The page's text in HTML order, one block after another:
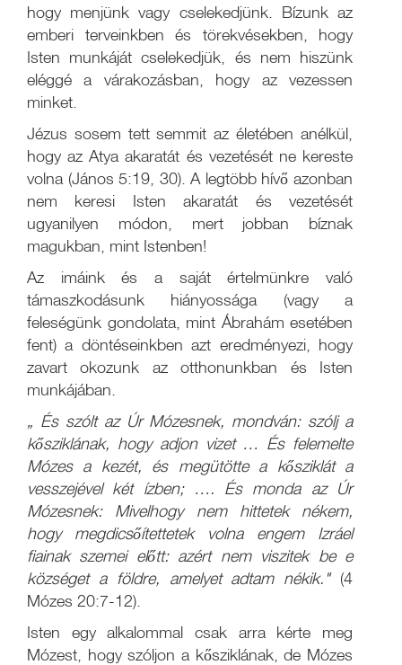
hogy menjünk vagy cselekedjünk. Bízunk az
emberi terveinkben és törekvésekben, hogy
Isten munkáját cselekedjük, és nem hiszünk
eléggé a várakozásban, hogy az vezessen
minket.
Jézus sosem tett semmit az életében anélkül,
hogy az Atya akaratát és vezetését ne kereste
volna (János 5:19, 30). A legtöbb hívő azonban
nem keresi Isten akaratát és vezetését
ugyanilyen módon, mert jobban bíznak
magukban, mint Istenben!
Az imáink és a saját értelmünkre való
támaszkodásunk hiányossága (vagy a
feleségünk gondolata, mint Ábrahám esetében
fent) a döntéseinkben azt eredményezi, hogy
zavart okozunk az otthonunkban és Isten
munkájában.
„ És szólt az Úr Mózesnek, mondván: szólj a
kősziklának, hogy adjon vizet … És felemelte
Mózes a kezét, és megütötte a kősziklát a
vesszejével két ízben; …. És monda az Úr
Mózesnek: Mivelhogy nem hittetek nékem,
hogy megdicsőítettetek volna engem Izráel
fiainak szemei előtt: azért nem viszitek be e
községet a földre, amelyet adtam nékik." (4
Mózes 20:7-12).
Isten egy alkalommal csak arra kérte meg
Mózest, hogy szóljon a kősziklának, de Mózes